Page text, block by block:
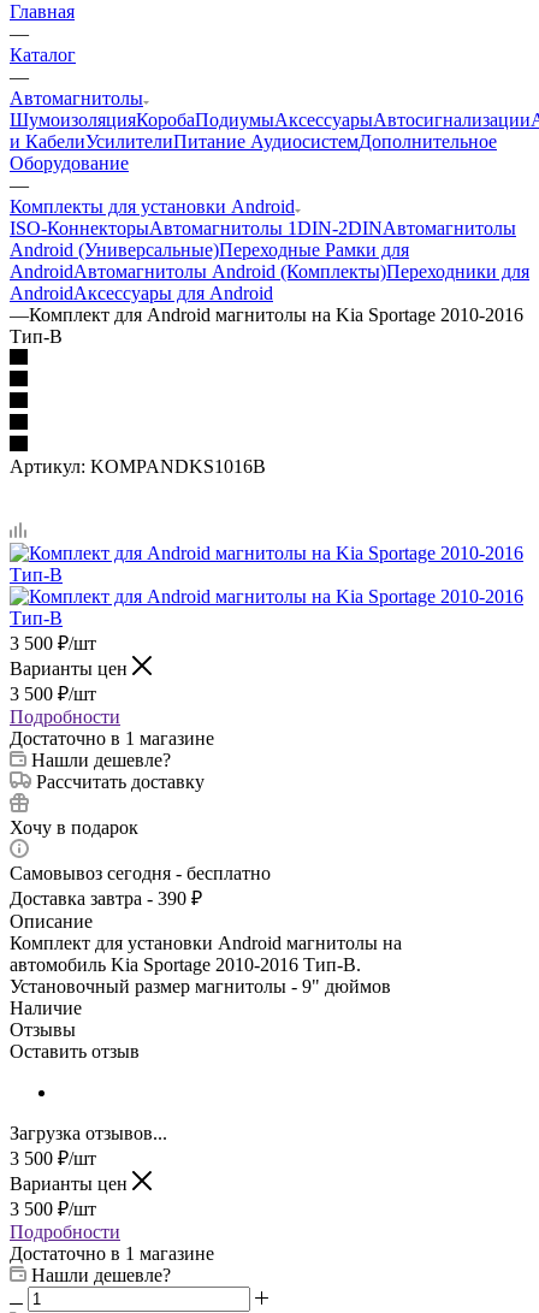
Главная
—
Каталог
—
Автомагнитолы
ШумоизоляцияКоробаПодиумыАксессуарыАвтосигнализации
и КабелиУсилителиПитание АудиосистемДополнительное
Оборудование
—
Комплекты для установки Android
ISO-КоннекторыАвтомагнитолы 1DIN-2DINАвтомагнитолы
Android (Универсальные)Переходные Рамки для
AndroidАвтомагнитолы Android (Комплекты)Переходники для
AndroidАксессуары для Android
—Комплект для Android магнитолы на Kia Sportage 2010-2016
Тип-B
Артикул: KOMPANDKS1016B
3 500 ₽/шт
Варианты цен
3 500 ₽/шт
Подробности
Достаточно в 1 магазине
Нашли дешевле?
Рассчитать доставку
Хочу в подарок
Самовывоз сегодня - бесплатно
Доставка завтра - 390 ₽
Описание
Комплект для установки Android магнитолы на
автомобиль Kia Sportage 2010-2016 Тип-B.
Установочный размер магнитолы - 9" дюймов
Наличие
Отзывы
Оставить отзыв
Загрузка отзывов...
3 500 ₽/шт
Варианты цен
3 500 ₽/шт
Подробности
Достаточно в 1 магазине
Нашли дешевле?